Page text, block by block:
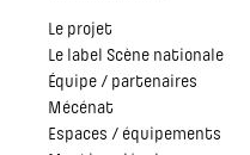
Le projet
Le label Scène nationale
Équipe / partenaires
Mécénat
Espaces / équipements